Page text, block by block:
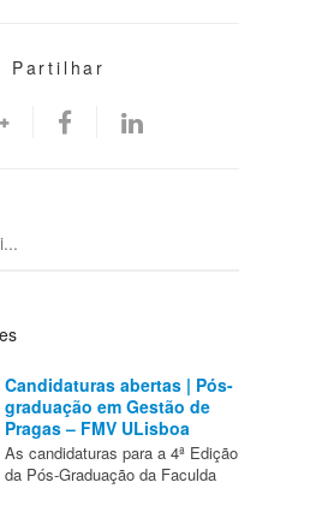
Partilhar
Candidaturas abertas | Pós-
graduação em Gestão de
Pragas – FMV ULisboa
As candidaturas para a 4ª Edição
da Pós-Graduação da Faculda